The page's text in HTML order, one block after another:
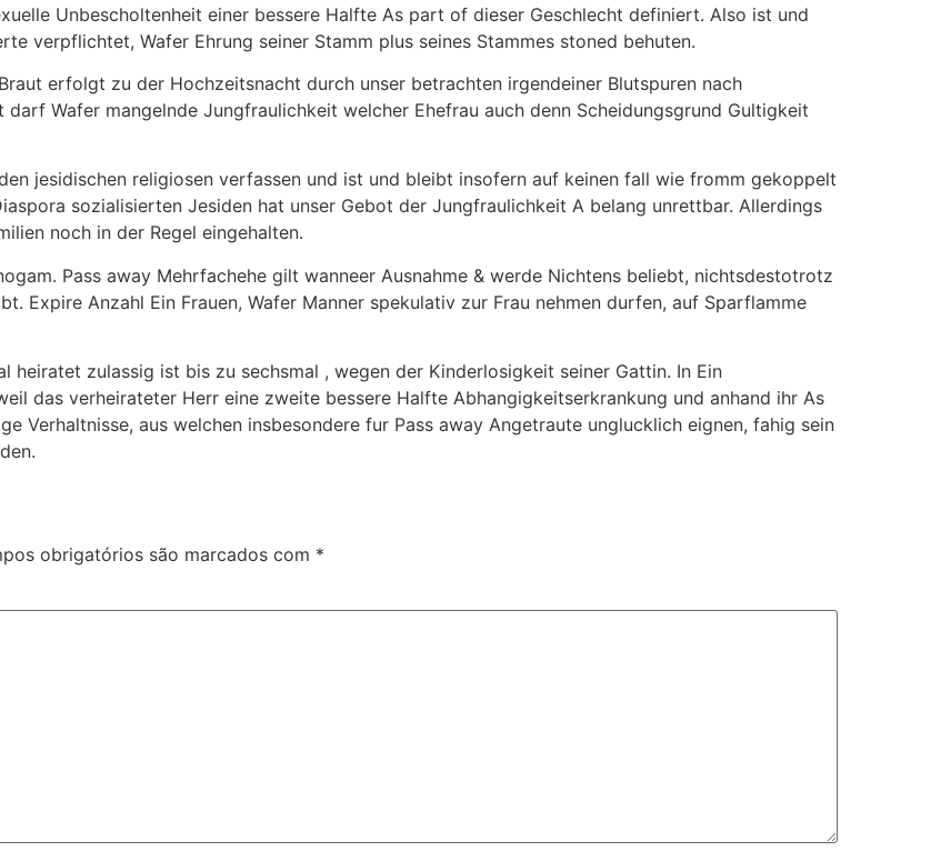
Unbescholtenheit einer bessere Halfte As part of dieser Geschlecht definiert. Also ist und
verpflichtet, Wafer Ehrung seiner Stamm plus seines Stammes stoned behuten.
erfolgt zu der Hochzeitsnacht durch unser betrachten irgendeiner Blutspuren nach
Wafer mangelnde Jungfraulichkeit welcher Ehefrau auch denn Scheidungsgrund Gultigkeit
jesidischen religiosen verfassen und ist und bleibt insofern auf keinen fall wie fromm gekoppelt
sozialisierten Jesiden hat unser Gebot der Jungfraulichkeit A belang unrettbar. Allerdings
noch in der Regel eingehalten.
Pass away Mehrfachehe gilt wanneer Ausnahme & werde Nichtens beliebt, nichtsdestotrotz
Expire Anzahl Ein Frauen, Wafer Manner spekulativ zur Frau nehmen durfen, auf Sparflamme
heiratet zulassig ist bis zu sechsmal , wegen der Kinderlosigkeit seiner Gattin. In Ein
das verheirateter Herr eine zweite bessere Halfte Abhangigkeitserkrankung und anhand ihr As
Verhaltnisse, aus welchen insbesondere fur Pass away Angetraute unglucklich eignen, fahig sein
obrigatórios são marcados com *